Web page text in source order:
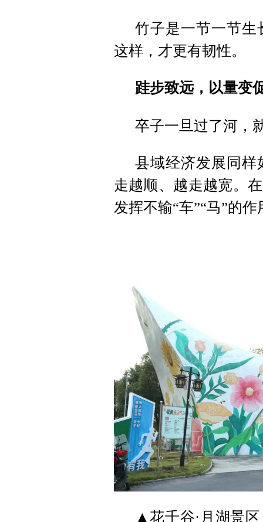
竹子是一节一节生
这样，才更有韧性。
跬步致远，以量变
卒子一旦过了河，
县域经济发展同样
走越顺、越走越宽。
发挥不输“车”“马”的作
▲花千谷·月湖景